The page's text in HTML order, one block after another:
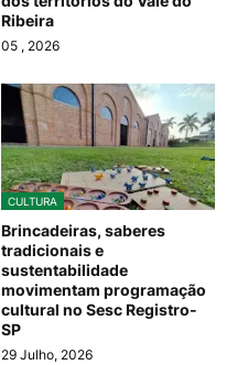
Ribeira
05 , 2026
CULTURA
Brincadeiras, saberes
tradicionais e
sustentabilidade
movimentam programação
cultural no Sesc Registro-
SP
29 Julho, 2026